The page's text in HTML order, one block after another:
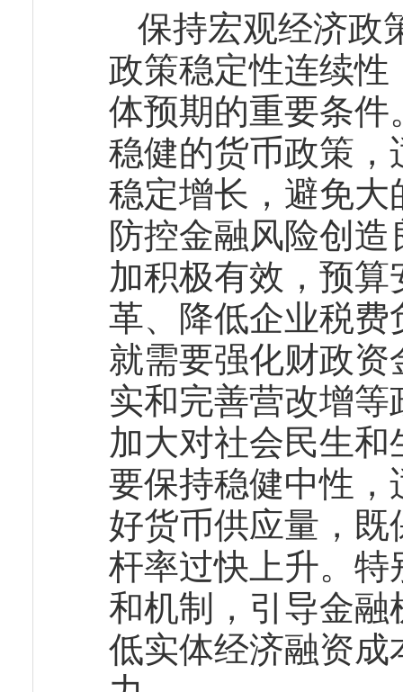
保持宏观经济政
政策稳定性连续
体预期的重要条
稳健的货币政策
稳定增长，避免
防控金融风险创
加积极有效，预
革、降低企业税
就需要强化财政
实和完善营改增
加大对社会民生
要保持稳健中性
好货币供应量，
杆率过快上升。
和机制，引导金
低实体经济融资